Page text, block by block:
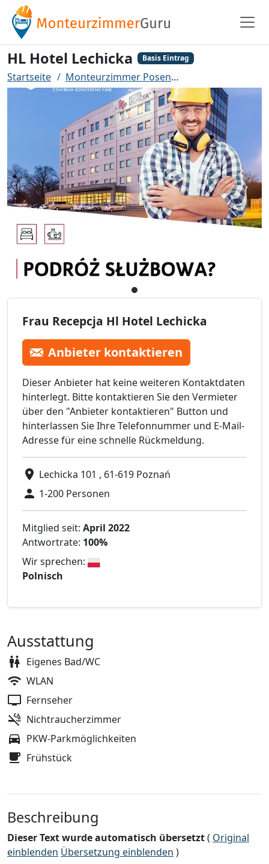
HL Hotel Lechicka Basis Eintrag
Startseite Monteurzimmer Posen
Frau Recepcja Hl Hotel Lechicka
Anbieter kontaktieren
Dieser Anbieter hat keine weiteren Kontaktdaten
hinterlegt. Bitte kontaktieren Sie den Vermieter
über den "Anbieter kontaktieren" Button und
hinterlassen Sie Ihre Telefonnummer und E-Mail-
Adresse für eine schnelle Rückmeldung.
Lechicka 101 , 61-619 Poznań
1-200 Personen
Mitglied seit: April 2022
Antwortrate: 100%
Wir sprechen:
Polnisch
Ausstattung
Eigenes Bad/WC
WLAN
Fernseher
Nichtraucherzimmer
PKW-Parkmöglichkeiten
Frühstück
Beschreibung
Dieser Text wurde automatisch übersetzt( Original
einblenden Übersetzung einblenden )